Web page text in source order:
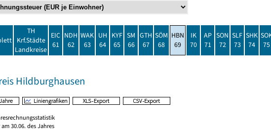
TH
Krf.Städte
Landkreise
EIC
61
NDH
62
WAK
63
UH
64
KYF
65
SM
66
GTH
67
SÖM
68
HBN
69
IK
70
AP
71
SON
72
SLF
73
SHK
74
75
Hildburghausen
30.06. des Jahres